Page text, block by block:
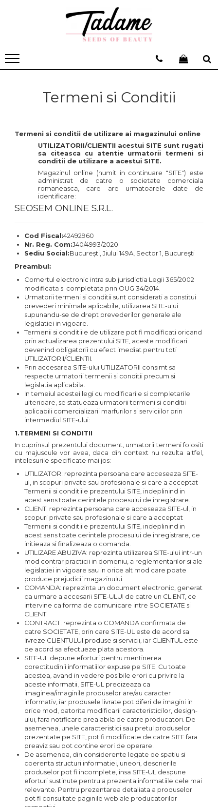
Termeni si Conditii
Termeni si conditii de utilizare ai magazinului online
UTILIZATORII/CLIENTII acestui SITE sunt rugati
sa citeasca cu atentie urmatorii termeni si
conditii de utilizare a acestui SITE.
Magazinul online (numit in continuare "SITE") este
administrat de catre o societate comerciala
romaneasca, care are urmatoarele date de
identificare:
SEOSEM ONLINE S.R.L.
Cod Fiscal:42492960
Nr. Reg. Com:J40/4993/2020
Sediu Social:București, Jiului 149A, Sector 1, Bucureşti
Preambul:
Comertul electronic intra sub jurisdictia Legii 365/2002
modificata si completata prin OUG 34/2014.
Urmatorii termeni si conditii sunt considerati a constitui
prevederi minimale aplicabile, utilizarea SITE-ului
supunandu-se de drept prevederilor generale ale
legislatiei in vigoare.
Termenii si conditiile de utilizare pot fi modificati oricand
prin actualizarea prezentului SITE, aceste modificari
devenind obligatorii cu efect imediat pentru toti
UTILIZATORII/CLIENTII.
Prin accesarea SITE-ului UTILIZATORII consimt sa
respecte urmatorii termenii si conditii precum si
legislatia aplicabila.
In temeiul acestei legi cu modificarile si completarile
ulterioare, se statueaza urmatorii termeni si conditii
aplicabili comercializarii marfurilor si serviciilor prin
intermediul SITE-ului:
1.TERMENI SI CONDITII
In cuprinsul prezentului document, urmatorii termeni folositi
cu majuscule vor avea, daca din context nu rezulta altfel,
intelesurile specificate mai jos:
UTILIZATOR: reprezinta persoana care acceseaza SITE-
ul, in scopuri private sau profesionale si care a acceptat
Termenii si conditiile prezentului SITE, indeplinind in
acest sens toate cerintele procesului de inregistrare.
CLIENT: reprezinta persoana care acceseaza SITE-ul, in
scopuri private sau profesionale si care a acceptat
Termenii si conditiile prezentului SITE, indeplinind in
acest sens toate cerintele procesului de inregistrare, ce
initieaza si finalizeaza o comanda.
UTILIZARE ABUZIVA: reprezinta utilizarea SITE-ului intr-un
mod contrar practicii in domeniu, a reglementarilor si ale
legislatiei in vigoare sau in orice alt mod care poate
produce prejudicii magazinului.
COMANDA: reprezinta un document electronic, generat
ca urmare a accesarii SITE-ULUI de catre un CLIENT, ce
intervine ca forma de comunicare intre SOCIETATE si
CLIENT.
CONTRACT: reprezinta o COMANDA confirmata de
catre SOCIETATE, prin care SITE-UL este de acord sa
livreze CLIENTULUI produse si servicii, iar CLIENTUL este
de acord sa efectueze plata acestora.
SITE-UL depune eforturi pentru mentinerea
corectitudinii informatiilor expuse pe SITE. Cu toate
acestea, avand in vedere posibile erori cu privire la
aceste informatii, SITE-UL precizeaza ca
imaginea/imaginile produselor are/au caracter
informativ, iar produsele livrate pot diferi de imagini in
orice mod, datorita modificarii caracteristicilor, design-
ului, fara notificare prealabila de catre producatori. De
asemenea, unele caracteristici sau pretul produselor
prezentate pe SITE, pot fi modificate de catre SITE fara
preaviz sau pot contine erori de operare.
De asemenea, din considerente legate de spatiu si
coerenta structuri informatiei, uneori, descrierile
produselor pot fi incomplete, insa SITE-UL despune
eforturi sustinute pentru a prezenta informatiile cele mai
relevante. Pentru prezentarea detaliata a produselor
pot fi consultate paginile web ale producatorilor